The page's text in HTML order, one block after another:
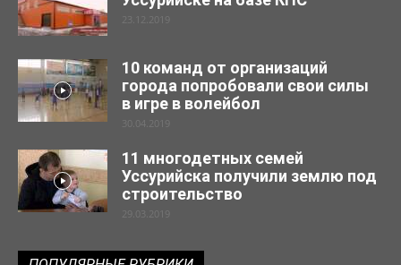
23.12.2019
10 команд от организаций
города попробовали свои силы
в игре в волейбол
30.04.2019
11 многодетных семей
Уссурийска получили землю под
строительство
29.03.2019